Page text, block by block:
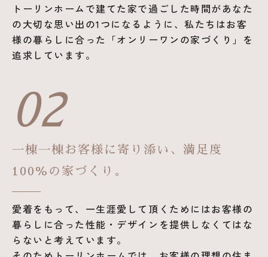
トーリンホームで建てた家で過ごした時間があなた
の大切な思い出の1つになるように、私たちはお客
様の暮らしに合った「オンリーワンの家づくり」を
追求しています。
02
一棟一棟お客様に寄り添い、満足度
100％の家づくり。
愛着をもって、一生涯愛して頂くためにはお客様の
暮らしに合った性能・デザインを提供しなくてはな
らないと考えています。